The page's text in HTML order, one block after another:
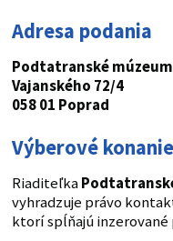
Adresa podania
Podtatranské
Vajanského 72/4
058 01 Poprad
Výberové konanie
Riaditeľka
vyhradzuje právo
ktorí spĺňajú inzerované